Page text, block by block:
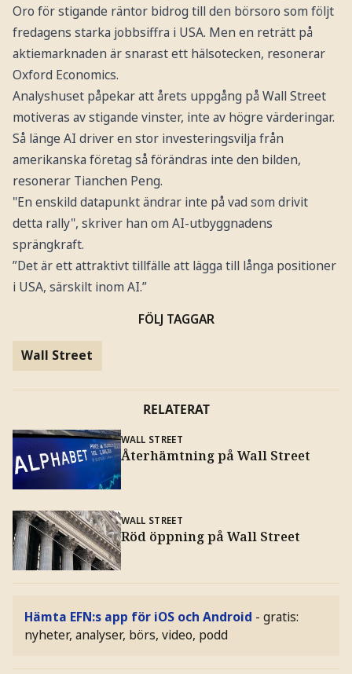
Oro för stigande räntor bidrog till den börsoro som följt
fredagens starka jobbsiffra i USA. Men en reträtt på
aktiemarknaden är snarast ett hälsotecken, resonerar
Oxford Economics.
Analyshuset påpekar att årets uppgång på Wall Street
motiveras av stigande vinster, inte av högre värderingar.
Så länge AI driver en stor investeringsvilja från
amerikanska företag så förändras inte den bilden,
resonerar Tianchen Peng.
"En enskild datapunkt ändrar inte på vad som drivit
detta rally", skriver han om AI-utbyggnadens
sprängkraft.
”Det är ett attraktivt tillfälle att lägga till långa positioner
i USA, särskilt inom AI.”
FÖLJ TAGGAR
Wall Street
RELATERAT
WALL STREET
Återhämtning på Wall Street
WALL STREET
Röd öppning på Wall Street
Hämta EFN:s app för iOS och Android - gratis:
nyheter, analyser, börs, video, podd